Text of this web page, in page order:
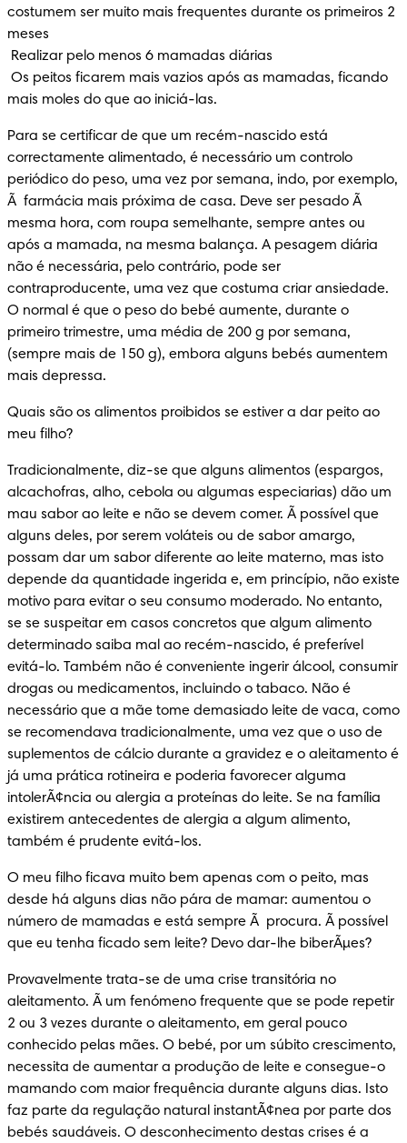
costumem ser muito mais frequentes durante os primeiros 2
meses
mais moles do que ao iniciá-las.
Para se certificar de que um recém-nascido está
correctamente alimentado, é necessário um controlo
periódico do peso, uma vez por semana, indo, por exemplo,
Ã  farmácia mais próxima de casa. Deve ser pesado Ã
mesma hora, com roupa semelhante, sempre antes ou
após a mamada, na mesma balança. A pesagem diária
não é necessária, pelo contrário, pode ser
contraproducente, uma vez que costuma criar ansiedade.
O normal é que o peso do bebé aumente, durante o
primeiro trimestre, uma média de 200 g por semana,
(sempre mais de 150 g), embora alguns bebés aumentem
mais depressa.
Quais são os alimentos proibidos se estiver a dar peito ao
meu filho?
Tradicionalmente, diz-se que alguns alimentos (espargos,
alcachofras, alho, cebola ou algumas especiarias) dão um
mau sabor ao leite e não se devem comer. Ã possível que
alguns deles, por serem voláteis ou de sabor amargo,
possam dar um sabor diferente ao leite materno, mas isto
depende da quantidade ingerida e, em princípio, não existe
motivo para evitar o seu consumo moderado. No entanto,
se se suspeitar em casos concretos que algum alimento
determinado saiba mal ao recém-nascido, é preferível
evitá-lo. Também não é conveniente ingerir álcool, consumir
drogas ou medicamentos, incluindo o tabaco. Não é
necessário que a mãe tome demasiado leite de vaca, como
se recomendava tradicionalmente, uma vez que o uso de
suplementos de cálcio durante a gravidez e o aleitamento é
já uma prática rotineira e poderia favorecer alguma
intolerÃ¢ncia ou alergia a proteínas do leite. Se na família
existirem antecedentes de alergia a algum alimento,
também é prudente evitá-los.
O meu filho ficava muito bem apenas com o peito, mas
desde há alguns dias não pára de mamar: aumentou o
número de mamadas e está sempre Ã  procura. Ã possível
que eu tenha ficado sem leite? Devo dar-lhe biberÃµes?
Provavelmente trata-se de uma crise transitória no
aleitamento. Ã um fenómeno frequente que se pode repetir
2 ou 3 vezes durante o aleitamento, em geral pouco
conhecido pelas mães. O bebé, por um súbito crescimento,
necessita de aumentar a produção de leite e consegue-o
mamando com maior frequência durante alguns dias. Isto
faz parte da regulação natural instantÃ¢nea por parte dos
bebés saudáveis. O desconhecimento destas crises é a